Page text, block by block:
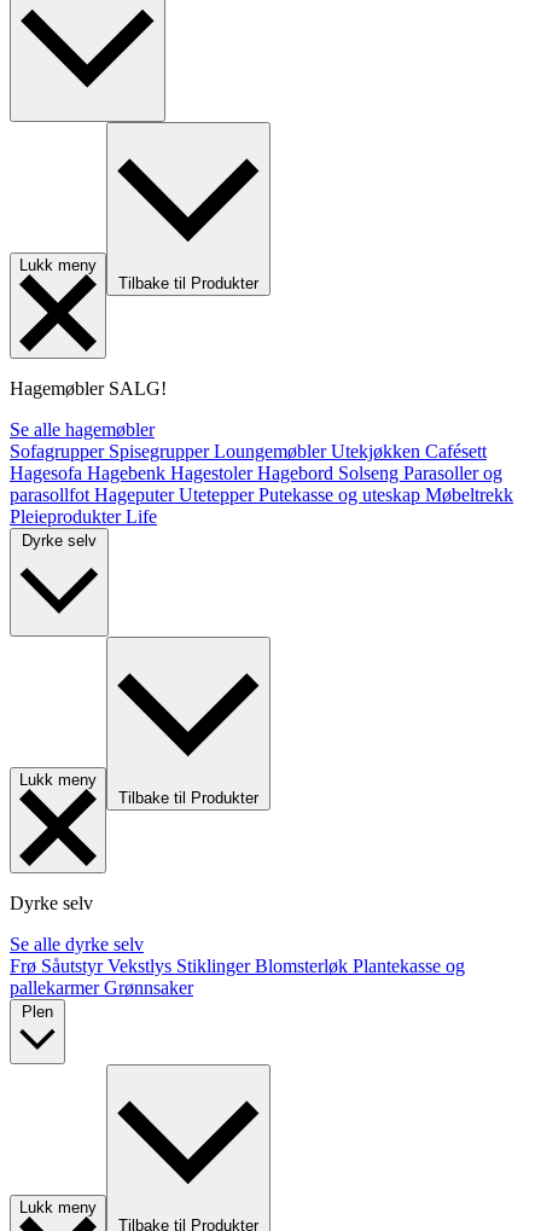
Lukk meny
Tilbake til Produkter
Hagemøbler SALG!
Se alle hagemøbler
Sofagrupper SpisegrupperLoungemøblerUtekjøkken Cafésett
Hagesofa Hagebenk HagestolerHagebord Solseng Parasoller og
parasollfot HageputerUtetepperPutekasse og uteskap Møbeltrekk
PleieprodukterLife
Lukk meny
Tilbake til Produkter
Dyrke selv
Se alle dyrke selv
Frø SåutstyrVekstlys StiklingerBlomsterløk Plantekasse og
pallekarmerGrønnsaker
Lukk meny
Tilbake til Produkter